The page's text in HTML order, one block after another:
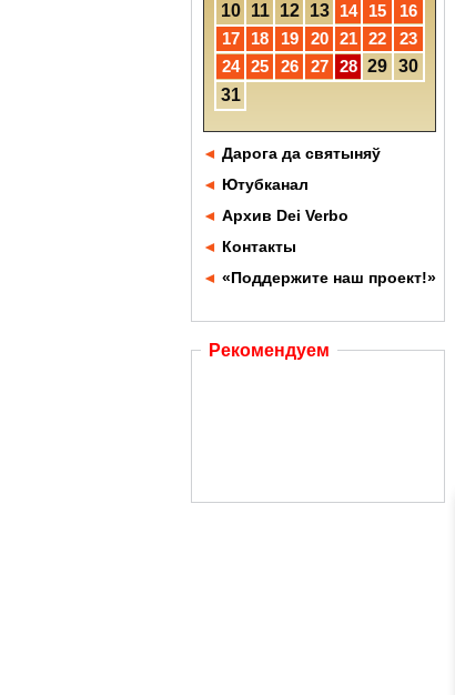
10
11 12 13 14 15
16
17
18 19 20 21 22
23
24
25 26 27 28 29 30
31
◄ Дарога да святыняў
◄ Ютубканал
◄ Архив Dei Verbo
◄ Контакты
◄ «Поддержите наш проект!»
Рекомендуем